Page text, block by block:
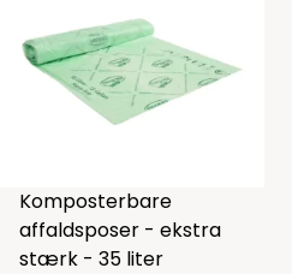
Komposterbare
affaldsposer - ekstra
stærk - 35 liter